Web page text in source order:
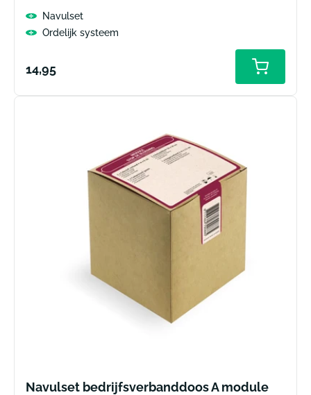
Navulset
Ordelijk systeem
Normale
14,95
Navulset bedrijfsverbanddoos A module